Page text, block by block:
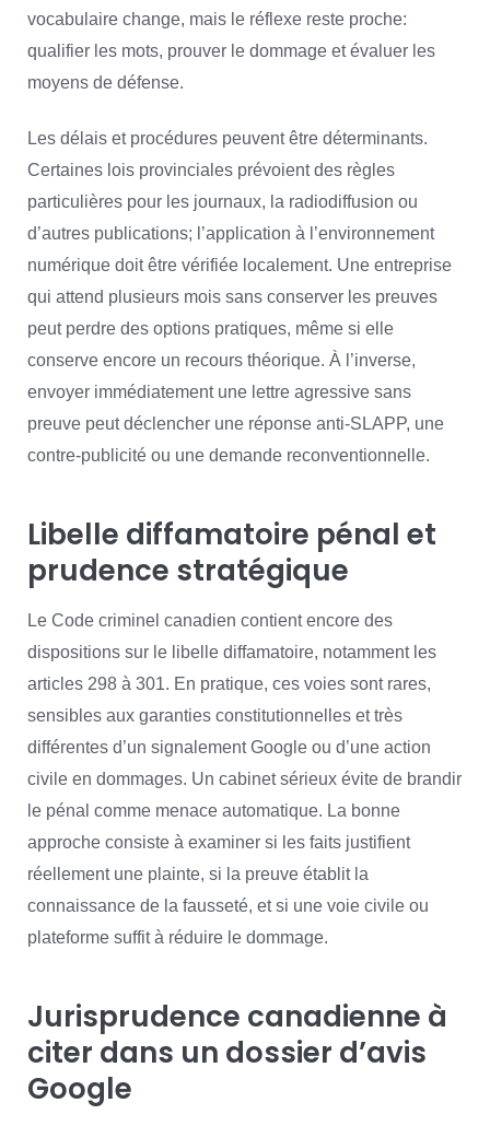
vocabulaire change, mais le réflexe reste proche:
qualifier les mots, prouver le dommage et évaluer les
moyens de défense.
Les délais et procédures peuvent être déterminants.
Certaines lois provinciales prévoient des règles
particulières pour les journaux, la radiodiffusion ou
d’autres publications; l’application à l’environnement
numérique doit être vérifiée localement. Une entreprise
qui attend plusieurs mois sans conserver les preuves
peut perdre des options pratiques, même si elle
conserve encore un recours théorique. À l’inverse,
envoyer immédiatement une lettre agressive sans
preuve peut déclencher une réponse anti-SLAPP, une
contre-publicité ou une demande reconventionnelle.
Libelle diffamatoire pénal et
prudence stratégique
Le Code criminel canadien contient encore des
dispositions sur le libelle diffamatoire, notamment les
articles 298 à 301. En pratique, ces voies sont rares,
sensibles aux garanties constitutionnelles et très
différentes d’un signalement Google ou d’une action
civile en dommages. Un cabinet sérieux évite de brandir
le pénal comme menace automatique. La bonne
approche consiste à examiner si les faits justifient
réellement une plainte, si la preuve établit la
connaissance de la fausseté, et si une voie civile ou
plateforme suffit à réduire le dommage.
Jurisprudence canadienne à
citer dans un dossier d’avis
Google